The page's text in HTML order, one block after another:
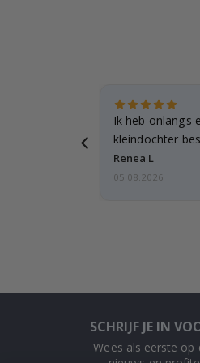
Ik heb onlangs
kleindochter
licht…
Renea L
05.08.2026
SCHRIJF JE IN
Wees als eerste